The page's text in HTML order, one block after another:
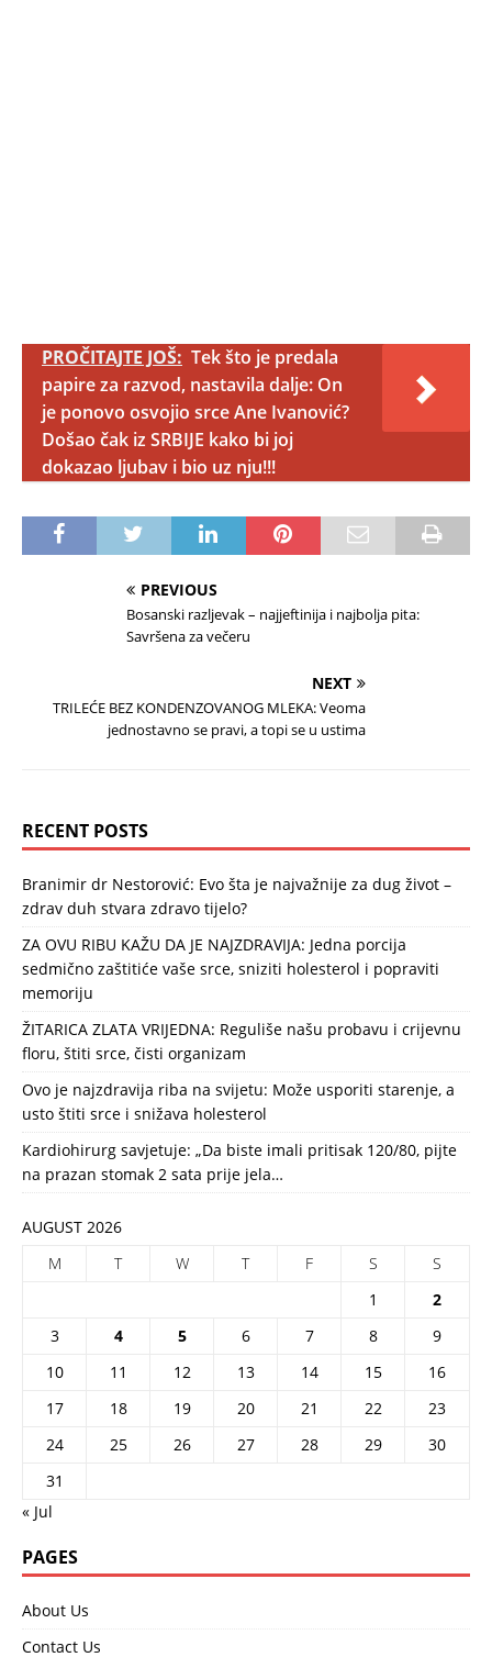
PROČITAJTE JOŠ: Tek što je predala
papire za razvod, nastavila dalje: On
je ponovo osvojio srce Ane Ivanović?
Došao čak iz SRBIJE kako bi joj
dokazao ljubav i bio uz nju!!!
PREVIOUS
Bosanski razljevak – najjeftinija i najbolja pita:
Savršena za večeru
NEXT
TRILEĆE BEZ KONDENZOVANOG MLEKA: Veoma
jednostavno se pravi, a topi se u ustima
RECENT POSTS
Branimir dr Nestorović: Evo šta je najvažnije za dug život –
zdrav duh stvara zdravo tijelo?
ZA OVU RIBU KAŽU DA JE NAJZDRAVIJA: Jedna porcija
sedmično zaštitiće vaše srce, sniziti holesterol i popraviti
memoriju
ŽITARICA ZLATA VRIJEDNA: Reguliše našu probavu i crijevnu
floru, štiti srce, čisti organizam
Ovo je najzdravija riba na svijetu: Može usporiti starenje, a
usto štiti srce i snižava holesterol
Kardiohirurg savjetuje: „Da biste imali pritisak 120/80, pijte
na prazan stomak 2 sata prije jela…
AUGUST 2026
M
T W T F S
S
1
2
3
4 5 6 7 8
9
10
11 12 13 14 15
16
17
18 19 20 21 22
23
24
25 26 27 28 29
30
31
« Jul
PAGES
About Us
Contact Us